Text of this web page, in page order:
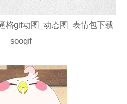
格gif动图_动态图_表情包下载
_soogif